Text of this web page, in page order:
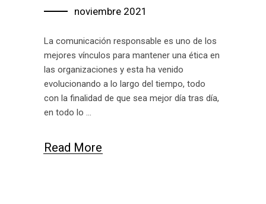
noviembre 2021
La comunicación responsable es uno de los
mejores vínculos para mantener una ética en
las organizaciones y esta ha venido
evolucionando a lo largo del tiempo, todo
con la finalidad de que sea mejor día tras día,
en todo lo
Read More